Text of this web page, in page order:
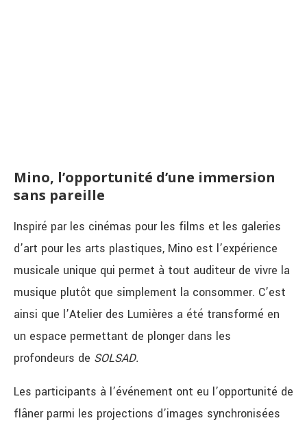
Mino, l’opportunité d’une immersion
sans pareille
Inspiré par les cinémas pour les films et les galeries
d’art pour les arts plastiques, Mino est l’expérience
musicale unique qui permet à tout auditeur de vivre la
musique plutôt que simplement la consommer. C’est
ainsi que l’Atelier des Lumières a été transformé en
un espace permettant de plonger dans les
profondeurs de SOLSAD.
Les participants à l’événement ont eu l’opportunité de
flâner parmi les projections d’images synchronisées